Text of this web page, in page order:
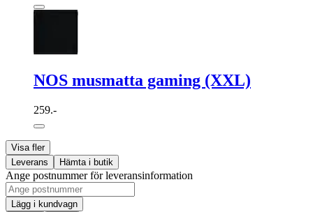
NOS musmatta gaming (XXL)
259.-
Visa fler
Leverans
Hämta i butik
Ange postnummer för leveransinformation
Lägg i kundvagn